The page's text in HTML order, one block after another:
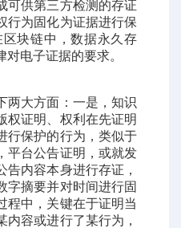
可供第三方检测的存证
行为固化为证据进行保
块链中，数据永久存
电子证据的要求。
两大方面：一是，知识
权证明、权利在先证明
行保护的行为，类似于
平台公告证明，或就发
告内容本身进行存证，
字摘要并对时间进行固
程中，关键在于证明当
内容或进行了某行为，